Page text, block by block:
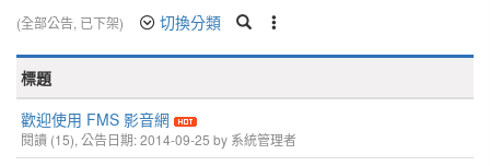
(全部公告, 已下架) 切換分類
標題
歡迎使用 FMS 影音網
閱讀 (15), 公告日期: 2014-09-25 by 系統管理者